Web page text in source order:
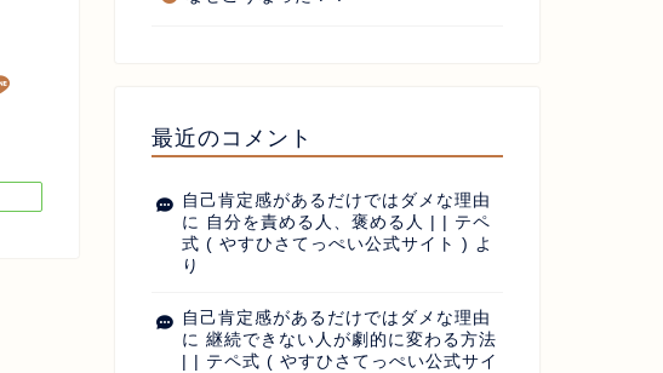
最近のコメント
自己肯定感があるだけではダメな理由
に 自分を責める人、褒める人 | | テペ
式 ( やすひさてっぺい公式サイト ) よ
り
自己肯定感があるだけではダメな理由
に 継続できない人が劇的に変わる方法
| | テペ式 ( やすひさてっぺい公式サイ